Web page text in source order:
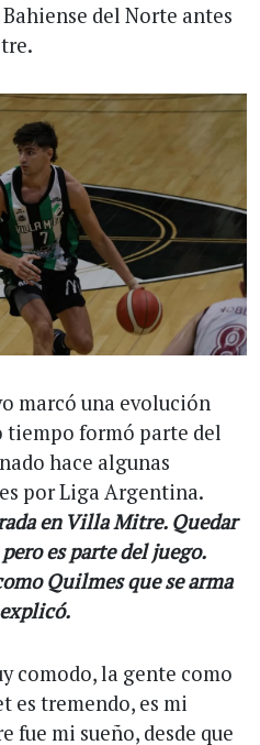
del Norte antes
marcó una evolución
tiempo formó parte del
hace algunas
por Liga Argentina.
en Villa Mitre. Quedar
es parte del juego.
Quilmes que se arma
comodo, la gente como
es tremendo, es mi
fue mi sueño, desde que